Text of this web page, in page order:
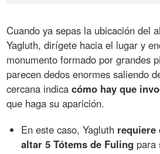
Cuando ya sepas la ubicación del
Yagluth, dirígete hacia el lugar y
monumento formado por grandes
parecen dedos enormes saliendo
cercana indicacómo hay que
que haga su aparición.
En este caso, Yagluth requiere
altar 5 Tótems de Fuling para